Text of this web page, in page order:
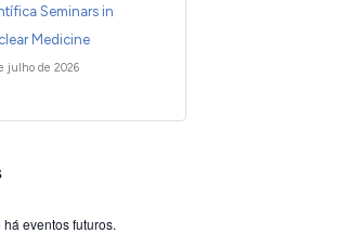
Seminars in
Medicine
julho de 2026
há eventos futuros.